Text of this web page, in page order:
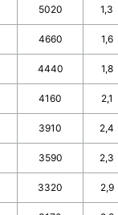
5020 1,3
4660 1,6
4440 1,8
4160 2,1
3910 2,4
3590 2,3
3320 2,9